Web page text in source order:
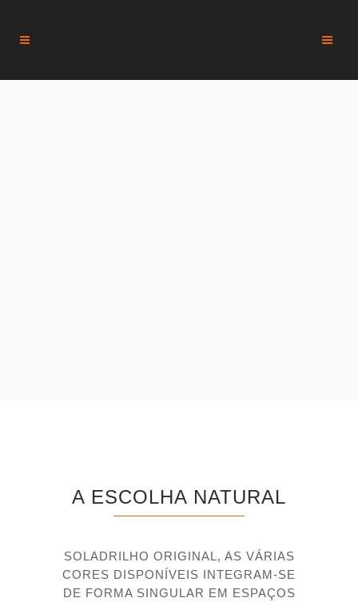
A ESCOLHA NATURAL
SOLADRILHO ORIGINAL, AS VÁRIAS
CORES DISPONÍVEIS INTEGRAM-SE
DE FORMA SINGULAR EM ESPAÇOS